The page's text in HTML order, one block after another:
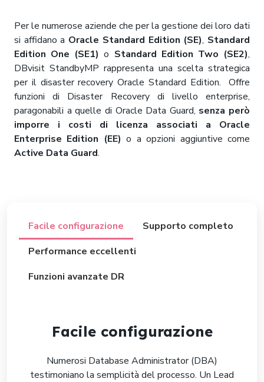
Per le numerose aziende che per la gestione dei loro dati
si affidano a Oracle Standard Edition (SE), Standard
Edition One (SE1) o Standard Edition Two (SE2),
DBvisit StandbyMP rappresenta una scelta strategica
per il disaster recovery Oracle Standard Edition. Offre
funzioni di Disaster Recovery di livello enterprise,
paragonabili a quelle di Oracle Data Guard, senza però
imporre i costi di licenza associati a Oracle
Enterprise Edition (EE) o a opzioni aggiuntive come
Active Data Guard.
Facile configurazione
Supporto completo
Performance eccellenti
Funzioni avanzate DR
Facile configurazione
Numerosi Database Administrator (DBA)
testimoniano la semplicità del processo. Un Lead